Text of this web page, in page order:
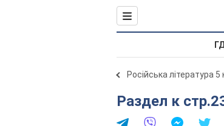
Російська література 5
Раздел к